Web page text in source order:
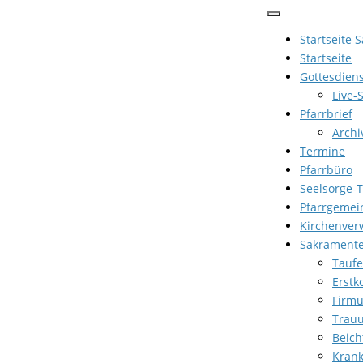
Startseite
Startseite
Live-
Pfarrbrief
Termine
Pfarrbüro
Seelsorge-
Taufe